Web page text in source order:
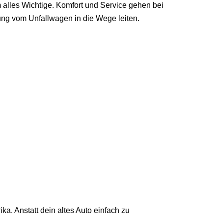
Wichtige. Komfort und Service gehen bei
vom Unfallwagen in die Wege leiten.
Anstatt dein altes Auto einfach zu